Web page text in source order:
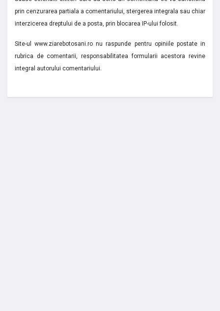
prin cenzurarea partiala a comentariului, stergerea integrala sau chiar
interzicerea dreptului de a posta, prin blocarea IP-ului folosit.
Site-ul www.ziarebotosani.ro nu raspunde pentru opiniile postate in
rubrica de comentarii, responsabilitatea formularii acestora revine
integral autorului comentariului.